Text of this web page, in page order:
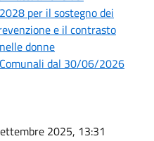
per il sostegno dei
e il contrasto
donne
dal 30/06/2026
2025, 13:31